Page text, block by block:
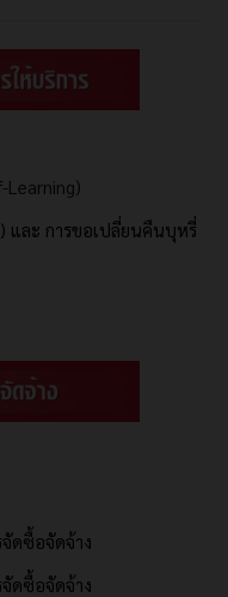
Learning)
และ การขอเปลี่ยนคืนบุหรี่
ดซื้อจัดจ้าง
ดซื้อจัดจ้าง